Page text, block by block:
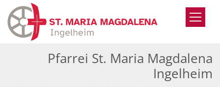
Zum Inhalt springen
Pfarrei St. Maria Magdalena
Ingelheim